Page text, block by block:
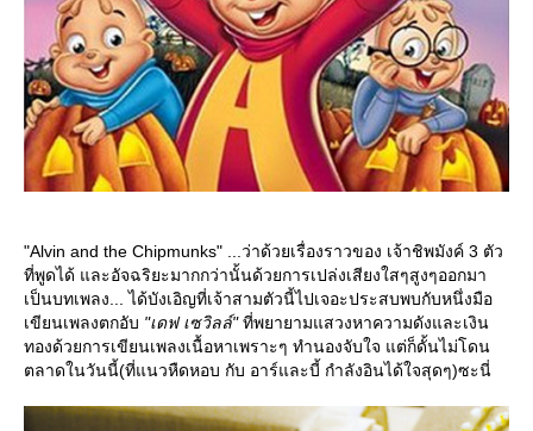
"Alvin and the Chipmunks" ...ว่าด้วยเรื่องราวของ เจ้าชิพมังค์ 3 ตัว
ที่พูดได้ และอัจฉริยะมากกว่านั้นด้วยการเปล่งเสียงใสๆสูงๆออกมา
เป็นบทเพลง... ได้บังเอิญที่เจ้าสามตัวนี้ไปเจอะประสบพบกับหนึ่งมือ
เขียนเพลงตกอับ "เดฟ เซวิลล์"ที่พยายามแสวงหาความดังและเงิน
ทองด้วยการเขียนเพลงเนื้อหาเพราะๆ ทำนองจับใจ แต่ก็ดั้นไม่โดน
ตลาดในวันนี้(ที่แนวหืดหอบ กับ อาร์และบี้ กำลังอินได้ใจสุดๆ)ซะนี่